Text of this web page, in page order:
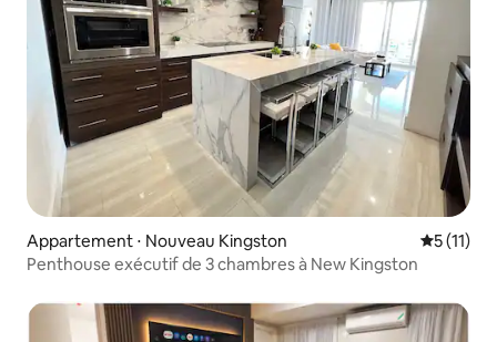
Appartement ⋅ Nouveau Kingston
5 (11)
Penthouse exécutif de 3 chambres à New Kingston